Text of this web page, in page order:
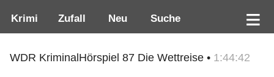
Krimi Zufall Neu Suche
WDR KriminalHörspiel 87 Die Wettreise • 1:44:42